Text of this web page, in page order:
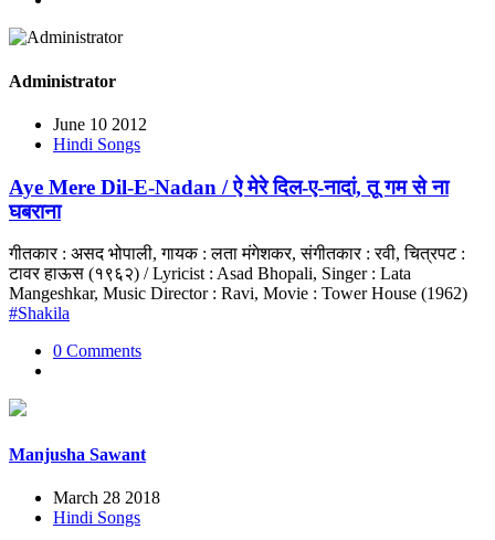
Administrator
June 10 2012
Hindi Songs
Aye Mere Dil-E-Nadan / ऐ मेरे दिल-ए-नादां, तू गम से ना
घबराना
गीतकार : असद भोपाली, गायक : लता मंगेशकर, संगीतकार : रवी, चित्रपट :
टावर हाऊस (१९६२) / Lyricist : Asad Bhopali, Singer : Lata
Mangeshkar, Music Director : Ravi, Movie : Tower House (1962)
#Shakila
0 Comments
Manjusha Sawant
March 28 2018
Hindi Songs